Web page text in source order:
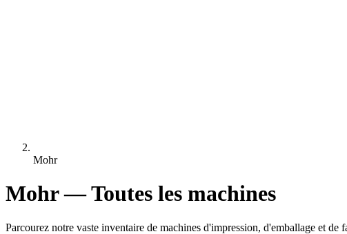
Mohr
Mohr — Toutes les machines
Parcourez notre vaste inventaire de machines d'impression, d'emballage et